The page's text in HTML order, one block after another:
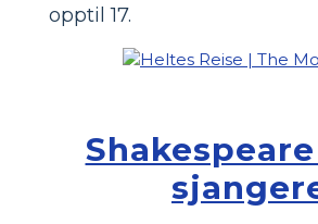
opptil 17.